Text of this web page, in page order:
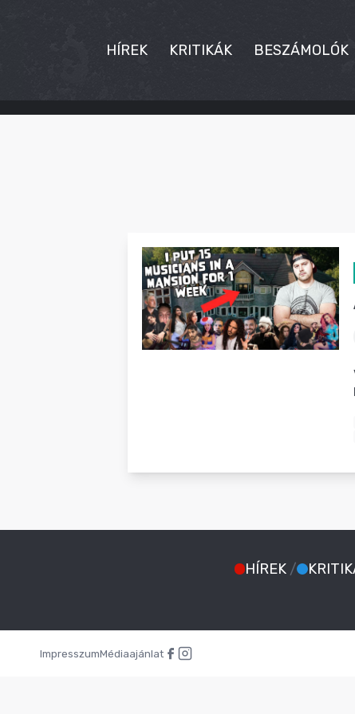
HÍREK KRITIKÁK BESZÁMOLÓK
HÍREK
HÍREK /
ImpresszumMédiaajánlat